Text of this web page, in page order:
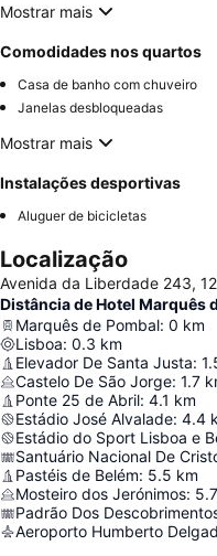
Mostrar mais
Comodidades nos quartos
Casa de banho com chuveiro
Janelas desbloqueadas
Mostrar mais
Instalações desportivas
Aluguer de bicicletas
Localização
Avenida da Liberdade 243,
Distância de Hotel Marquês
Marquês de Pombal: 0 km
Lisboa: 0.3 km
Elevador De Santa Justa:
Castelo De São Jorge: 1.7
Ponte 25 de Abril: 4.1 km
Estádio José Alvalade: 4.4
Estádio do Sport Lisboa e
Santuário Nacional De
Pastéis de Belém: 5.5 km
Mosteiro dos Jerónimos: 5.7
Padrão Dos
Aeroporto Humberto